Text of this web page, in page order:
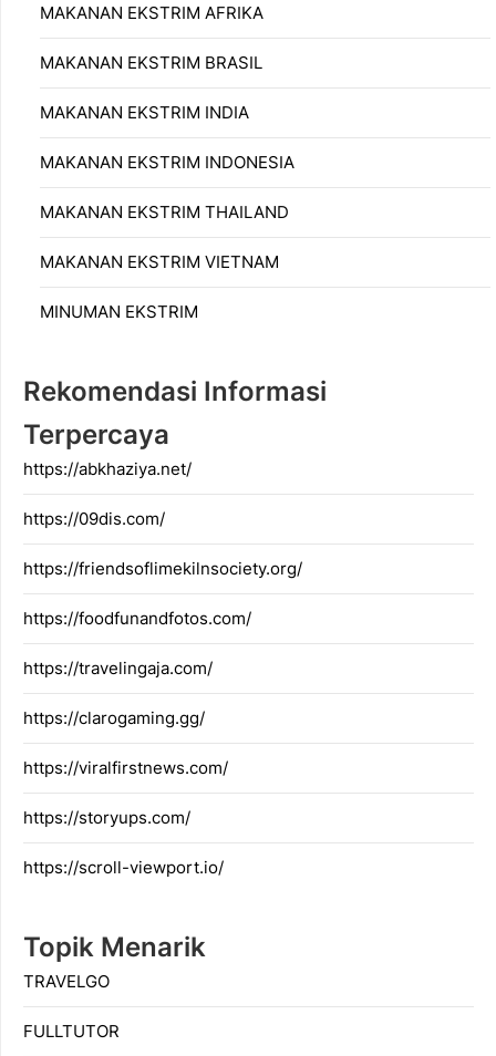
MAKANAN EKSTRIM AFRIKA
MAKANAN EKSTRIM BRASIL
MAKANAN EKSTRIM INDIA
MAKANAN EKSTRIM INDONESIA
MAKANAN EKSTRIM THAILAND
MAKANAN EKSTRIM VIETNAM
MINUMAN EKSTRIM
Rekomendasi Informasi
Terpercaya
https://abkhaziya.net/
https://09dis.com/
https://friendsoflimekilnsociety.org/
https://foodfunandfotos.com/
https://travelingaja.com/
https://clarogaming.gg/
https://viralfirstnews.com/
https://storyups.com/
https://scroll-viewport.io/
Topik Menarik
TRAVELGO
FULLTUTOR